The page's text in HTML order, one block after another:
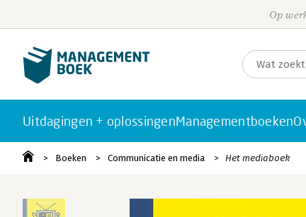
Op
Uitdagingen + oplossingenManagementboeken
Boeken Communicatie en media Het mediaboek